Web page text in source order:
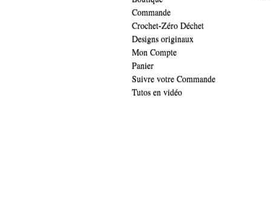
Commande
Crochet-Zéro Déchet
Designs originaux
Mon Compte
Panier
Suivre votre Commande
Tutos en vidéo